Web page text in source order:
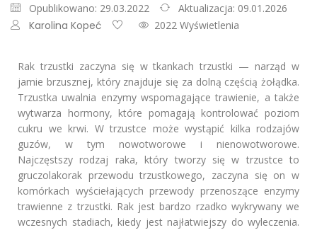
Opublikowano: 29.03.2022 Aktualizacja: 09.01.2026
Karolina Kopeć 2022 Wyświetlenia
Rak trzustki zaczyna się w tkankach trzustki — narząd w
jamie brzusznej, który znajduje się za dolną częścią żołądka.
Trzustka uwalnia enzymy wspomagające trawienie, a także
wytwarza hormony, które pomagają kontrolować poziom
cukru we krwi. W trzustce może wystąpić kilka rodzajów
guzów, w tym nowotworowe i nienowotworowe.
Najczęstszy rodzaj raka, który tworzy się w trzustce to
gruczolakorak przewodu trzustkowego, zaczyna się on w
komórkach wyściełających przewody przenoszące enzymy
trawienne z trzustki. Rak jest bardzo rzadko wykrywany we
wczesnych stadiach, kiedy jest najłatwiejszy do wyleczenia.